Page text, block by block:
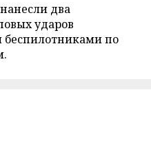
два
ударов
по